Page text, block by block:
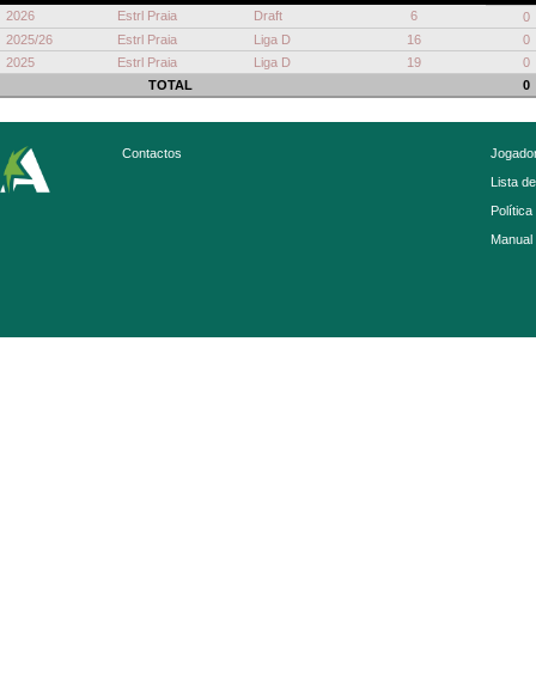
2026
Estrl Praia Draft 6
0
2025/26
Estrl Praia Liga D 16
0
2025
Estrl Praia Liga D 19
0
TOTAL
0
Contactos
Lista
Política